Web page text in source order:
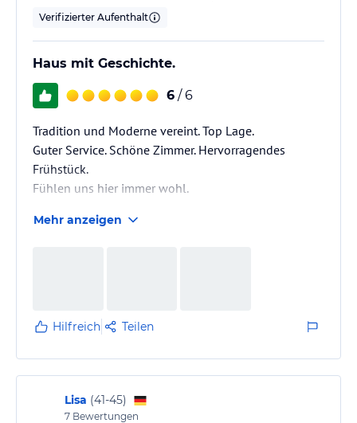
Verifizierter Aufenthalt
Haus mit Geschichte.
6 / 6
Tradition und Moderne vereint. Top Lage.
Guter Service. Schöne Zimmer. Hervorragendes
Frühstück.
Fühlen uns hier immer wohl.
Mehr anzeigen
Hilfreich Teilen
Lisa (41-45)
7 Bewertungen